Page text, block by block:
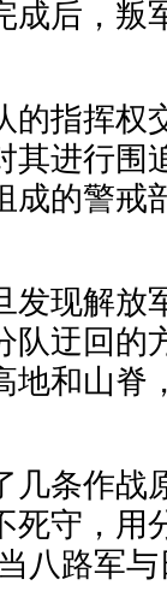
成后，叛
的指挥权
其进行围
成的警戒
发现解放
队迂回的
地和山脊
几条作战
死守，用
八路军